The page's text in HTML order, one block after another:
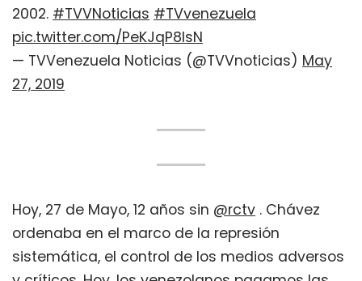
2002. #TVVNoticias #TVvenezuela
pic.twitter.com/PeKJqP8lsN
— TVVenezuela Noticias (@TVVnoticias) May
27, 2019
Hoy, 27 de Mayo, 12 años sin @rctv . Chávez
ordenaba en el marco de la represión
sistemática, el control de los medios adversos